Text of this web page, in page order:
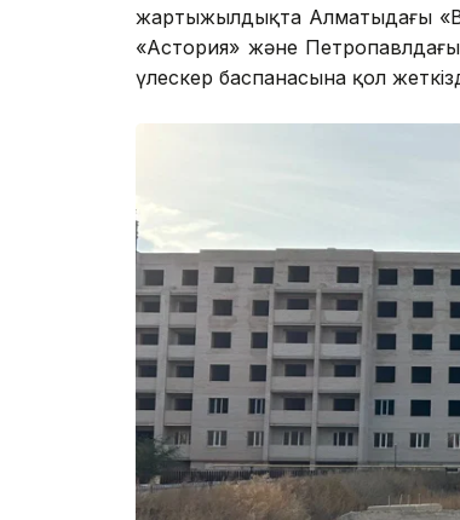
жартыжылдықта Алматыдағы
«Астория» және
үлескер баспанасына қол